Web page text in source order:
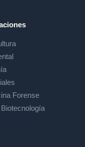
Forense